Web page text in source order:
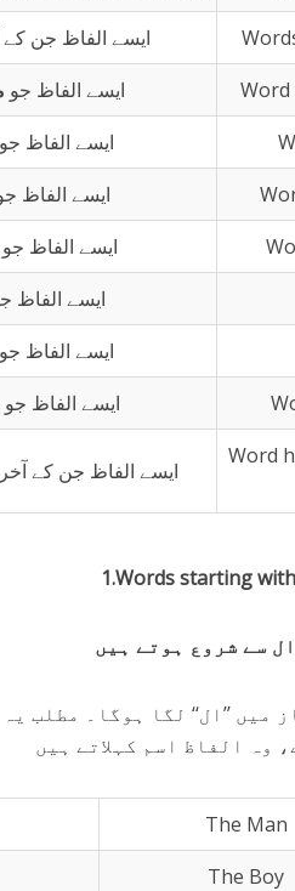
ایسے الفاظ جن
ایسے الفاظ جو
Word
ایسے الفاظ جو
ایسے الفاظ
ایسے الفاظ جو
ایسے الفاظ
ایسے الفاظ جو
ایسے الفاظ جو
ایسے الفاظ جن کے
Word
1.Words starting
سے شروع ہوتے ہیں
’’ال‘‘ لگا ہوگا۔ مطلب
وہ الفاظ اسم کہلاتے ہیں
The Man
The Boy